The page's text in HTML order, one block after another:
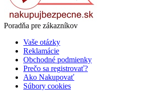
Poradňa pre zákazníkov
Vaše otázky
Reklamácie
Obchodné podmienky
Prečo sa registrovať?
Ako Nakupovať
Súbory cookies